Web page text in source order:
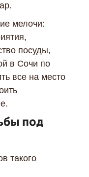
мелочи:
посуды,
в Сочи по
все на место
под
такого